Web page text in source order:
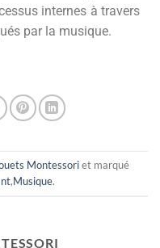
internes à travers
par la musique.
Montessoriet marqué
,Musique.